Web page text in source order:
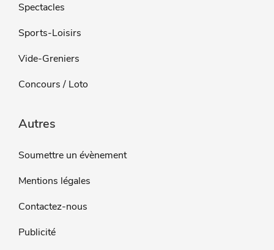
Spectacles
Sports-Loisirs
Vide-Greniers
Concours / Loto
Autres
Soumettre un évènement
Mentions légales
Contactez-nous
Publicité